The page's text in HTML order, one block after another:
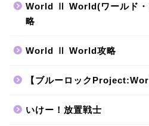
World Ⅱ World(ワールド・
略
World Ⅱ World攻略
【ブルーロック
いけー！放置戦士